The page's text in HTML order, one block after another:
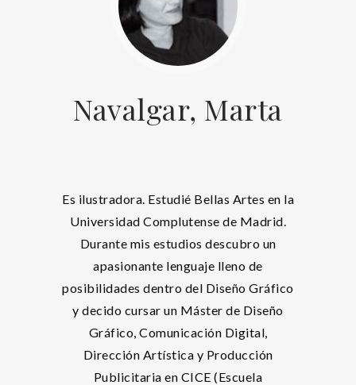
Navalgar, Marta
Es ilustradora. Estudié Bellas Artes en la
Universidad Complutense de Madrid.
Durante mis estudios descubro un
apasionante lenguaje lleno de
posibilidades dentro del Diseño Gráfico
y decido cursar un Máster de Diseño
Gráfico, Comunicación Digital,
Dirección Artística y Producción
Publicitaria en CICE (Escuela